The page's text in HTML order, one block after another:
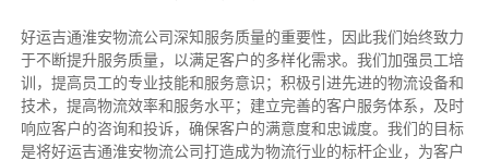
好运吉通淮安物流公司深知服务质量的重要性，因此我们始终致力
于不断提升服务质量，以满足客户的多样化需求。我们加强员工培
训，提高员工的专业技能和服务意识；积极引进先进的物流设备和
技术，提高物流效率和服务水平；建立完善的客户服务体系，及时
响应客户的咨询和投诉，确保客户的满意度和忠诚度。我们的目标
是将好运吉通淮安物流公司打造成为物流行业的标杆企业，为客户